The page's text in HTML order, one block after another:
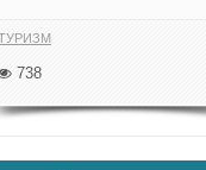
738